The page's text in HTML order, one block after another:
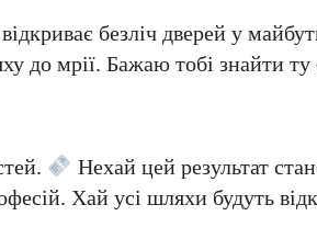
безліч дверей у
до мрії. Бажаю тобі знайти ту
Нехай цей результат
Хай усі шляхи будуть